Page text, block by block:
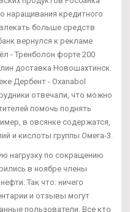
наращивания кредитного
больше средств
вернулся к рекламе
- Тренболон форте 200
доставка Новошахтинск.
Дербент - Oxanabol
отвечали, что можно
помочь поднять
в овсянке содержатся,
и кислоты группы Омега-3.
нагрузку по сокращению
в ноябре члены
Так что: ничего
и отзывы могут
пользователи. Все кто